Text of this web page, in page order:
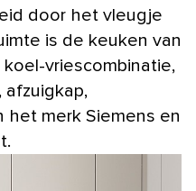
door het vleugje
is de keuken van
vriescombinatie,
het merk Siemens en